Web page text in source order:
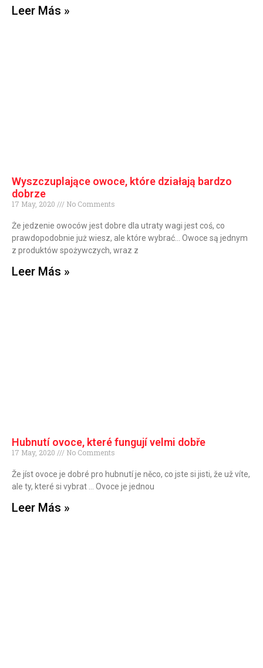
Leer Más »
Wyszczuplające owoce, które działają bardzo
dobrze
17 May, 2020 No Comments
Że jedzenie owoców jest dobre dla utraty wagi jest coś, co
prawdopodobnie już wiesz, ale które wybrać… Owoce są jednym
z produktów spożywczych, wraz z
Leer Más »
Hubnutí ovoce, které fungují velmi dobře
17 May, 2020 No Comments
Že jíst ovoce je dobré pro hubnutí je něco, co jste si jisti, že už víte,
ale ty, které si vybrat … Ovoce je jednou
Leer Más »